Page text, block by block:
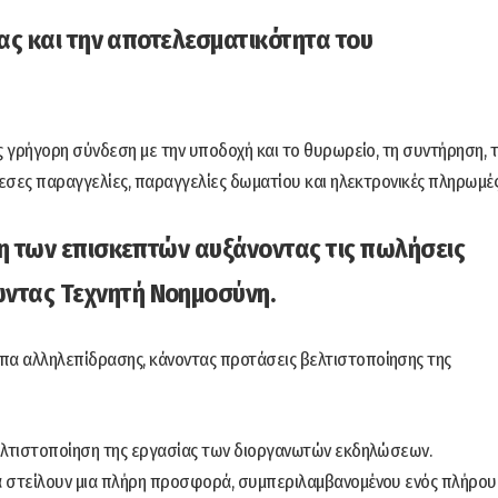
και την αποτελεσματικότητα του
γρήγορη σύνδεση με την υποδοχή και το θυρωρείο, τη συντήρηση,
παραγγελίες, παραγγελίες δωματίου και ηλεκτρονικές
των επισκεπτών αυξάνοντας τις πωλήσεις
Τεχνητή Νοημοσύνη.
κάνοντας προτάσεις βελτιστοποίησης της
της εργασίας των διοργανωτών εκδηλώσεων.
μια πλήρη προσφορά, συμπεριλαμβανομένου ενός